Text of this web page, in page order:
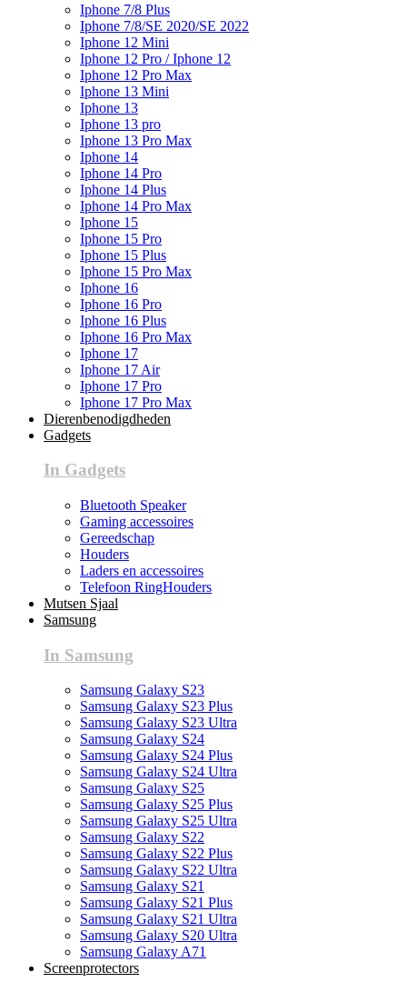
Iphone 7/8 Plus
Iphone 7/8/SE 2020/SE 2022
Iphone 12 Mini
Iphone 12 Pro / Iphone 12
Iphone 12 Pro Max
Iphone 13 Mini
Iphone 13
Iphone 13 pro
Iphone 13 Pro Max
Iphone 14
Iphone 14 Pro
Iphone 14 Plus
Iphone 14 Pro Max
Iphone 15
Iphone 15 Pro
Iphone 15 Plus
Iphone 15 Pro Max
Iphone 16
Iphone 16 Pro
Iphone 16 Plus
Iphone 16 Pro Max
Iphone 17
Iphone 17 Air
Iphone 17 Pro
Iphone 17 Pro Max
Dierenbenodigdheden
Gadgets
In Gadgets
Bluetooth Speaker
Gaming accessoires
Gereedschap
Houders
Laders en accessoires
Telefoon RingHouders
Mutsen Sjaal
Samsung
In Samsung
Samsung Galaxy S23
Samsung Galaxy S23 Plus
Samsung Galaxy S23 Ultra
Samsung Galaxy S24
Samsung Galaxy S24 Plus
Samsung Galaxy S24 Ultra
Samsung Galaxy S25
Samsung Galaxy S25 Plus
Samsung Galaxy S25 Ultra
Samsung Galaxy S22
Samsung Galaxy S22 Plus
Samsung Galaxy S22 Ultra
Samsung Galaxy S21
Samsung Galaxy S21 Plus
Samsung Galaxy S21 Ultra
Samsung Galaxy S20 Ultra
Samsung Galaxy A71
Screenprotectors